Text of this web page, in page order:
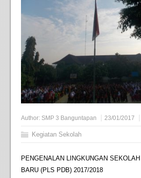
Author: SMP 3 Banguntapan 23/01/2017
Kegiatan Sekolah
PENGENALAN LINGKUNGAN
BARU (PLS PDB) 2017/2018